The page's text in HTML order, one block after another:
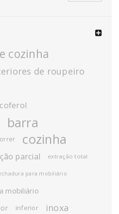
cozinha
de roupeiro
barra
cozinha
parcial extração total
para mobiliário
mobiliário
inferior inoxa